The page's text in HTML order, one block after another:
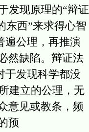
发现原理的“辩证
东西”来求得心智
遍公理，再推演
然缺陷。辩证法
于发现科学都没
建立的公理，无
意见或教条，频
预